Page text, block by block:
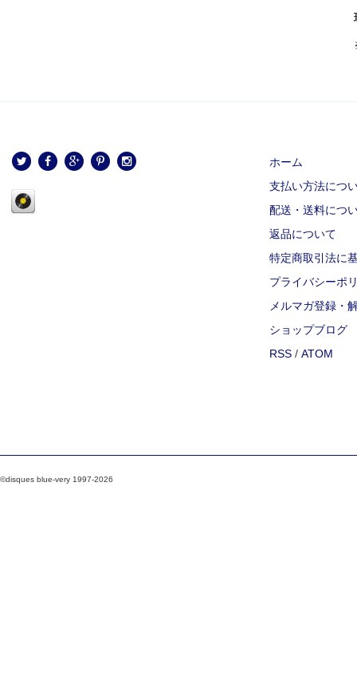
ホーム
支払い方法につ
配送・送料につ
返品について
特定商取引法に
プライバシーポ
メルマガ登録・
ショップブログ
RSS / ATOM
©disques blue-very 1997-2026